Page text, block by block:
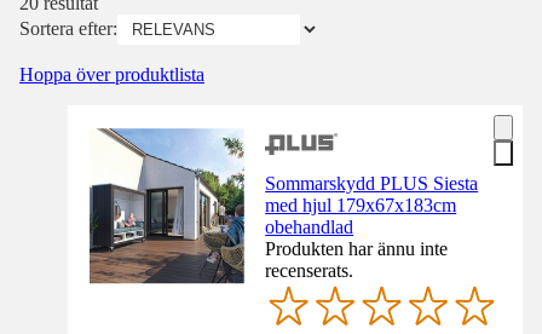
Sortera efter:
Hoppa över produktlista
Sommarskydd PLUS Siesta
med hjul 179x67x183cm
obehandlad
Produkten har ännu inte
recenserats.